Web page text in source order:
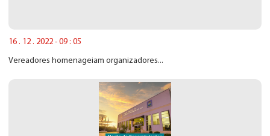
16 . 12 . 2022 - 09 : 05
Vereadores homenageiam organizadores...